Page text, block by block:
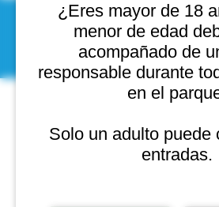
¿Eres mayor de 18
menor de edad
acompañado de
responsable durante
en el
Solo un adulto puede
entradas.
© 2025 by Scantastic.